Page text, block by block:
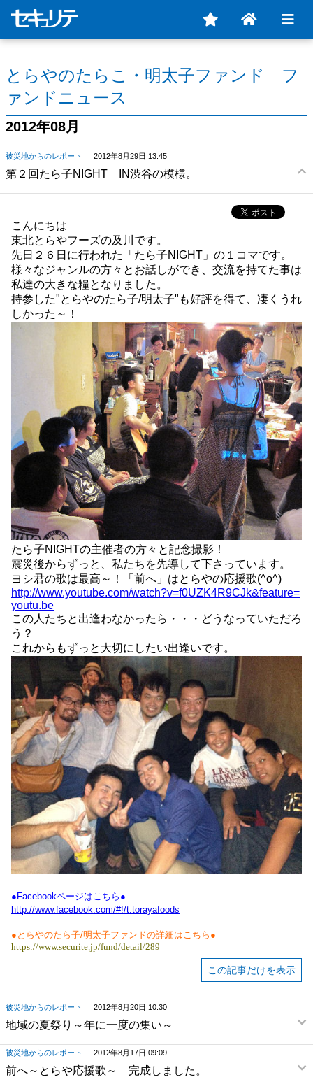
とらやのたらこ・明太子ファンド フ
ァンドニュース
2012年08月
被災地からのレポート 2012年8月29日 13:45
第２回たら子NIGHT IN渋谷の模様。
こんにちは
東北とらやフーズの及川です。
先日２６日に行われた「たら子NIGHT」の１コマです。
様々なジャンルの方々とお話しができ、交流を持てた事は
私達の大きな糧となりました。
持参した"とらやのたら子/明太子"も好評を得て、凄くうれ
しかった～！
たら子NIGHTの主催者の方々と記念撮影！
震災後からずっと、私たちを先導して下さっています。
ヨシ君の歌は最高～！「前へ」はとらやの応援歌(^o^)
http://www.youtube.com/watch?v=f0UZK4R9CJk&feature=
youtu.be
この人たちと出逢わなかったら・・・どうなっていただろ
う？
これからもずっと大切にしたい出逢いです。
●Facebookページはこちら●
http://www.facebook.com/#!/t.torayafoods
●とらやのたら子/明太子ファンドの詳細はこちら●
https://www.securite.jp/fund/detail/289
この記事だけを表示
被災地からのレポート 2012年8月20日 10:30
地域の夏祭り～年に一度の集い～
被災地からのレポート 2012年8月17日 09:09
前へ～とらや応援歌～ 完成しました。